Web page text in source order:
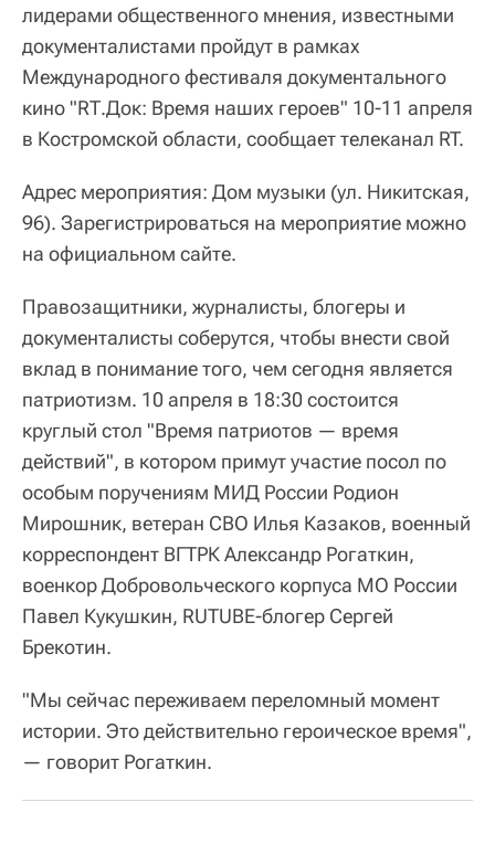
лидерами общественного мнения, известными
документалистами пройдут в рамках
Международного фестиваля документального
кино "RТ.Док: Время наших героев" 10-11 апреля
в Костромской области, сообщает телеканал RT.
Адрес мероприятия: Дом музыки (ул. Никитская,
96). Зарегистрироваться на мероприятие можно
на официальном сайте.
Правозащитники, журналисты, блогеры и
документалисты соберутся, чтобы внести свой
вклад в понимание того, чем сегодня является
патриотизм. 10 апреля в 18:30 состоится
круглый стол "Время патриотов — время
действий", в котором примут участие посол по
особым поручениям МИД России Родион
Мирошник, ветеран СВО Илья Казаков, военный
корреспондент ВГТРК Александр Рогаткин,
военкор Добровольческого корпуса МО России
Павел Кукушкин, RUTUBE-блогер Сергей
Брекотин.
"Мы сейчас переживаем переломный момент
истории. Это действительно героическое время",
— говорит Рогаткин.